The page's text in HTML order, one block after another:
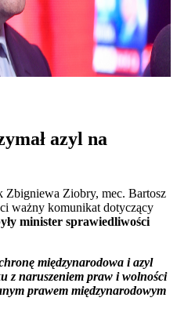
azyl na
Zbigniewa Ziobry, mec. Bartosz
ważny komunikat dotyczący
minister sprawiedliwości
międzynarodowa i azyl
z naruszeniem praw i wolności
prawem międzynarodowym